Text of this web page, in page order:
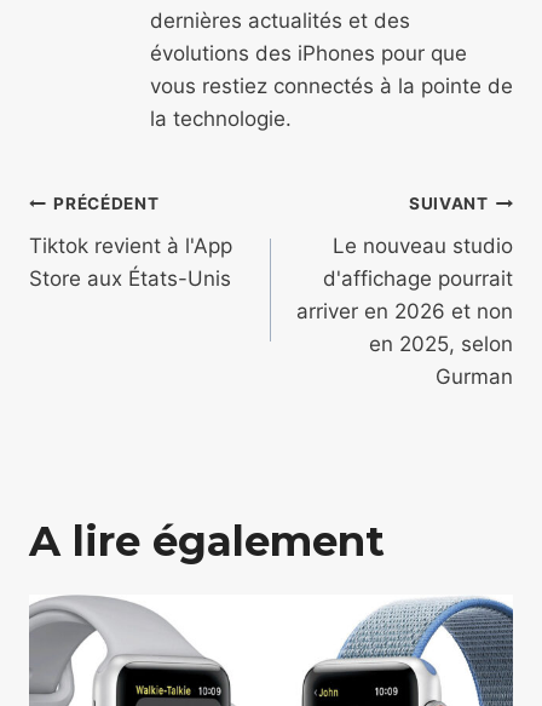
dernières actualités et des
évolutions des iPhones pour que
vous restiez connectés à la pointe de
la technologie.
Navigation
de
PRÉCÉDENT
Tiktok revient à l'App
Store aux États-Unis
SUIVANT
Le nouveau studio
d'affichage pourrait
arriver en 2026 et non
en 2025, selon
Gurman
A lire également